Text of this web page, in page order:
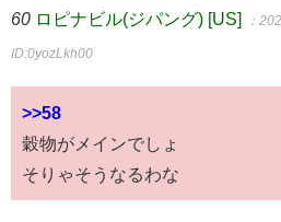
60 ロピナビル(ジパング) [US] ：
ID:0yozLkh00
>>58
穀物がメインでしょ
そりゃそうなるわな